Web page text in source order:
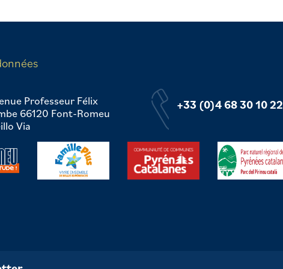
Professeur Félix
66120 Font-Romeu
Via
+33 (0)4 68 30 10 22